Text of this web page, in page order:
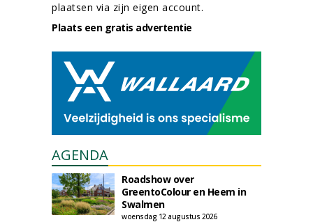
plaatsen via zijn eigen account.
Plaats een gratis advertentie
AGENDA
Roadshow over
GreentoColour en Heem in
Swalmen
woensdag 12 augustus 2026